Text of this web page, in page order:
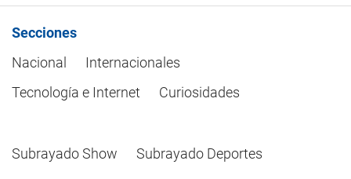
Secciones
Nacional
Internacionales
Tecnología e Internet
Curiosidades
Subrayado Show Subrayado Deportes